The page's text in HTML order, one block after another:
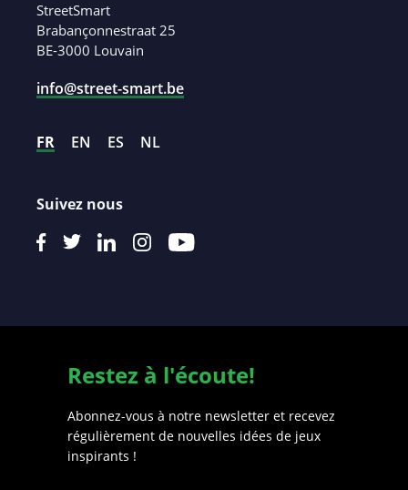
StreetSmart
Brabançonnestraat 25
BE-3000 Louvain
info@street-smart.be
FR EN ES NL
Suivez nous
Restez à l'écoute!
Abonnez-vous à notre newsletter et recevez
régulièrement de nouvelles idées de jeux
inspirants !